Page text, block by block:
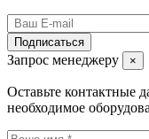
Подписаться
Запрос менеджеру ×
Оставьте контактные
необходимое